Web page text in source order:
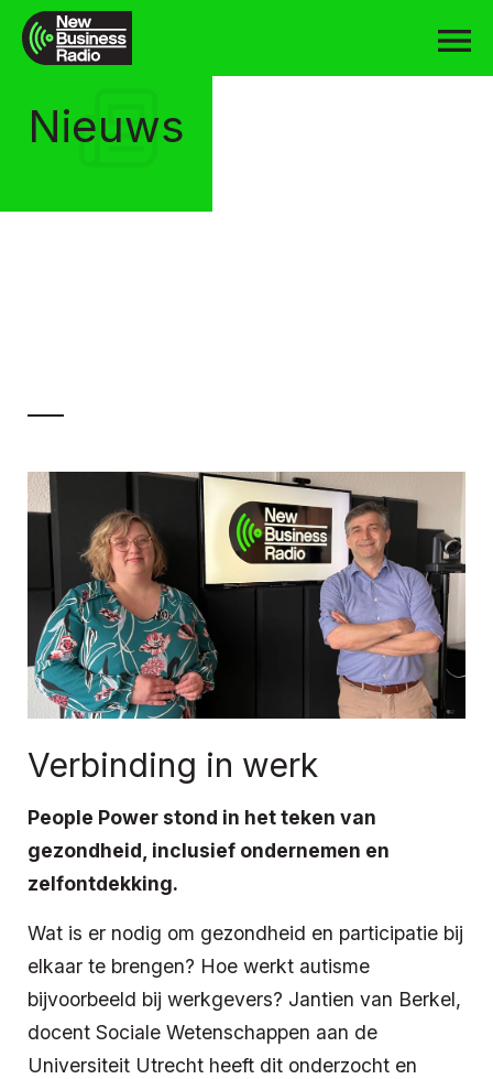
Nieuws
Verbinding in werk
People Power stond in het teken van
gezondheid, inclusief ondernemen en
zelfontdekking.
Wat is er nodig om gezondheid en participatie bij
elkaar te brengen? Hoe werkt autisme
bijvoorbeeld bij werkgevers? Jantien van Berkel,
docent Sociale Wetenschappen aan de
Universiteit Utrecht heeft dit onderzocht en